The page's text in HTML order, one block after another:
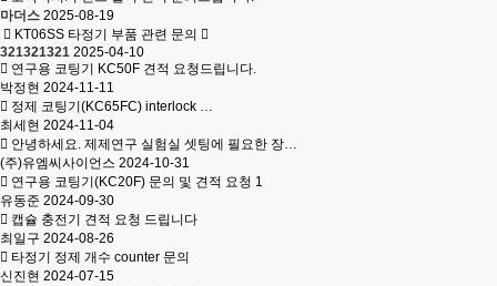
마더스 2025-08-19
KT06SS 타정기 부품 관련 문의
321321321 2025-04-10
연구용 코팅기 KC50F 견적 요청드립니다.
박정현 2024-11-11
정제 코팅기(KC65FC) interlock …
최세현 2024-11-04
안녕하세요. 제제연구 실험실 셋팅에 필요한 장…
(주)유엠씨사이언스 2024-10-31
연구용 코팅기(KC20F) 문의 및 견적 요청 1
유동준 2024-09-30
캡슐 충전기 견적 요청 드립니다
최일구 2024-08-26
타정기 정제 개수 counter 문의
신진현 2024-07-15